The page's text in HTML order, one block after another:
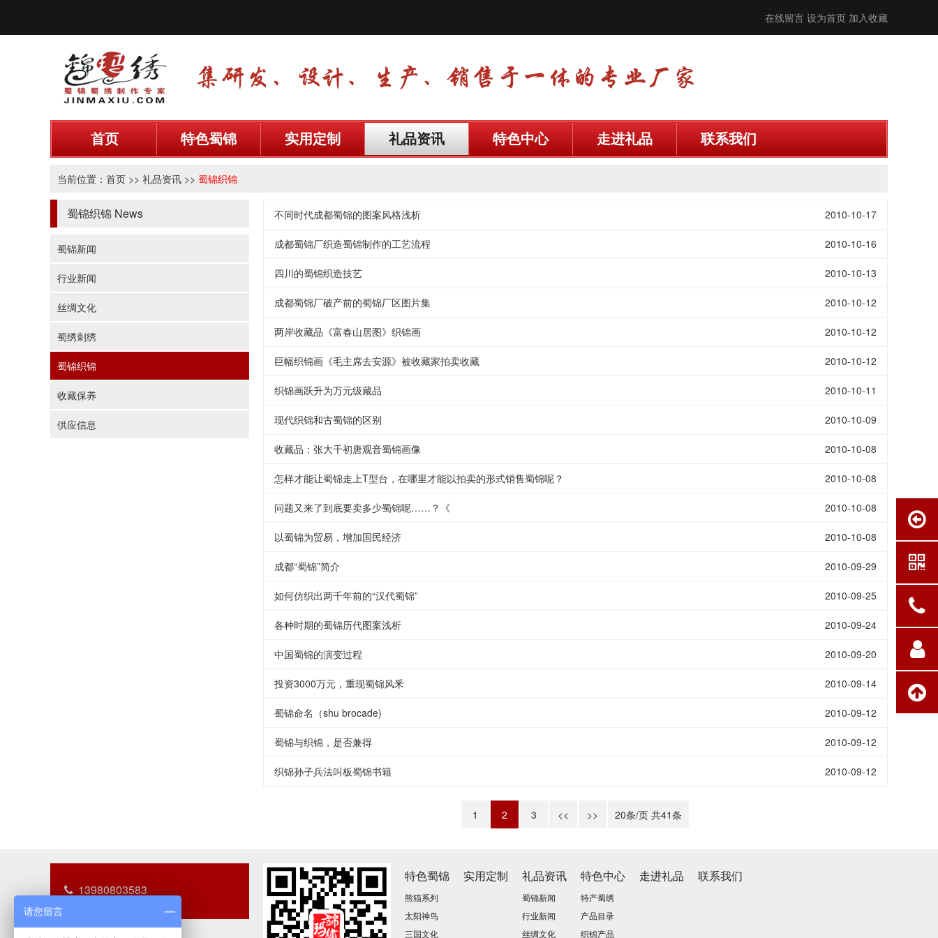
在线留言 设为首页 加入收藏
首页 特色蜀锦 实用定制 礼品资讯 特色中心 走进礼品 联系我们
当前位置： 首页 >> 礼品资讯 >> 蜀锦织锦
蜀锦织锦 News
蜀锦新闻
行业新闻
丝绸文化
蜀绣刺绣
蜀锦织锦
收藏保养
供应信息
2010-10-17
不同时代成都蜀锦的图案风格浅析
2010-10-16
成都蜀锦厂织造蜀锦制作的工艺流程
2010-10-13
四川的蜀锦织造技艺
2010-10-12
成都蜀锦厂破产前的蜀锦厂区图片集
2010-10-12
两岸收藏品《富春山居图》织锦画
2010-10-12
巨幅织锦画《毛主席去安源》被收藏家拍卖收藏
2010-10-11
织锦画跃升为万元级藏品
2010-10-09
现代织锦和古蜀锦的区别
2010-10-08
收藏品：张大千初唐观音蜀锦画像
2010-10-08
怎样才能让蜀锦走上T型台，在哪里才能以拍卖的形式销售蜀锦呢？
2010-10-08
问题又来了到底要卖多少蜀锦呢……？《
2010-10-08
以蜀锦为贸易，增加国民经济
2010-09-29
成都“蜀锦”简介
2010-09-25
如何仿织出两千年前的“汉代蜀锦”
2010-09-24
各种时期的蜀锦历代图案浅析
2010-09-20
中国蜀锦的演变过程
2010-09-14
投资3000万元，重现蜀锦风釆
2010-09-12
蜀锦命名（shu brocade)
2010-09-12
蜀锦与织锦，是否兼得
2010-09-12
织锦孙子兵法叫板蜀锦书籍
1 2 3 << >> 20条/页 共41条
13980803583
特色蜀锦
熊猫系列
太阳神鸟
三国文化
实用定制 礼品资讯
蜀锦新闻
行业新闻
丝绸文化
特色中心
特产蜀绣
产品目录
织锦产品
走进礼品 联系我们
请您留言